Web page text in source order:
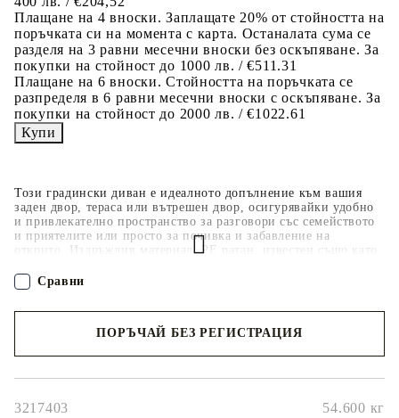
Този градински диван е идеалното допълнение към вашия
заден двор, тераса или вътрешен двор, осигурявайки удобно
и привлекателно пространство за разговори със семейството
и приятелите или просто за почивка и забавление на
открито. Издръжлив материал: PE ратан, известен също като
поддръжка, който прилича на естествен ратан. Той е лек,
лесен за почистване и често се използва за външни мебели
снабдени с плътно подплатени възглавници, предлага
за лесно пране и поддръжка.Стъклен плот: Плотът на
стъкло, което улеснява почистването с влажна кърпа и добавя
Плащане на 4 вноски. Заплащате 20% от стойността на
поръчката си на момента с карта. Останалата сума се
разделя на 3 равни месечни вноски без оскъпяване. За
покупки на стойност до 1000 лв. / €511.31
Плащане на 6 вноски. Стойността на поръчката се
разпределя в 6 равни месечни вноски с оскъпяване. За
покупки на стойност до 2000 лв. / €1022.61
ПОРЪЧАЙ БЕЗ РЕГИСТРАЦИЯ
3217403 54.600 кг
Сравни